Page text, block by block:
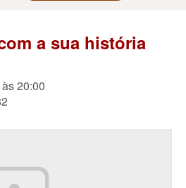
a sua história
20:00